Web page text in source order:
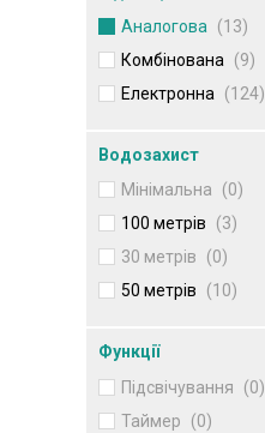
Аналогова
(13)
Комбінована
(9)
Електронна
(124)
Водозахист
Мінімальна
(0)
100 метрів
(3)
30 метрів
(0)
50 метрів
(10)
Функції
Підсвічування
(0)
Таймер
(0)